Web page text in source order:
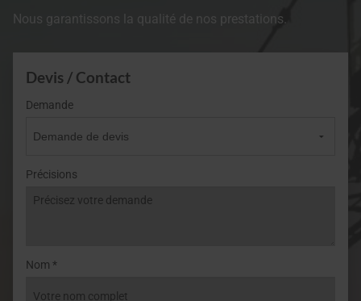
Nous garantissons la qualité de nos prestations.
Devis / Contact
Demande
Précisions
Nom *